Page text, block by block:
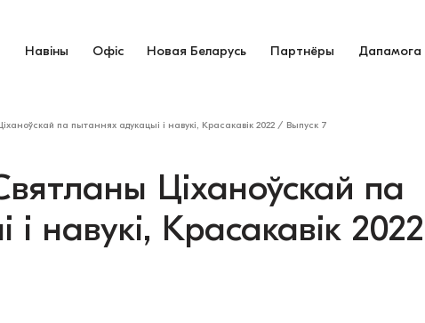
Навіны Офіс Новая Беларусь Партнёры Дапамога
па пытаннях адукацыі і навукі, Красакавік 2022 / Выпуск 7
Ціханоўскай па
навукі, Красакавік 2022